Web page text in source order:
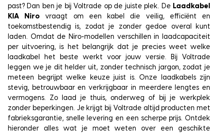
past? Dan ben je bij Voltrade op de juiste plek. De Laadkabel
KIA Niro vraagt om een kabel die veilig, efficiënt en
toekomstbestendig is, zodat je zonder gedoe overal kunt
laden. Omdat de Niro-modellen verschillen in laadcapaciteit
per uitvoering, is het belangrijk dat je precies weet welke
laadkabel het beste werkt voor jouw versie. Bij Voltrade
leggen we je dit helder uit, zonder technisch jargon, zodat je
meteen begrijpt welke keuze juist is. Onze laadkabels zijn
stevig, betrouwbaar en verkrijgbaar in meerdere lengtes en
vermogens. Zo laad je thuis, onderweg of bij je werkplek
zonder beperkingen. Je krijgt bij Voltrade altijd producten met
fabrieksgarantie, snelle levering en een scherpe prijs. Ontdek
hieronder alles wat je moet weten over een geschikte